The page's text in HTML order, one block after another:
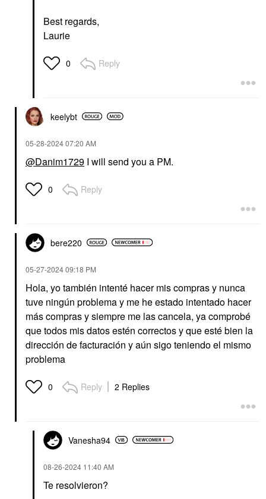
Best regards,
Laurie
0 Reply
keelybt
‎05-28-202407:20 AM
@Danim1729 I will send you a PM.
0 Reply
bere220
‎05-27-202409:18 PM
Hola, yo también intenté hacer mis compras y nunca
tuve ningún problema y me he estado intentado hacer
más compras y siempre me las cancela, ya comprobé
que todos mis datos estén correctos y que esté bien la
dirección de facturación y aún sigo teniendo el mismo
problema
0 Reply 2 Replies
Vanesha94
‎08-26-2024 11:40 AM
Te resolvieron?